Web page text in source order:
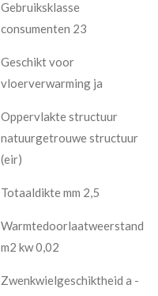
Gebruiksklasse
consumenten 23
Geschikt voor
vloerverwarming ja
Oppervlakte structuur
natuurgetrouwe structuur
(eir)
Totaaldikte mm 2,5
Warmtedoorlaatweerstand
m2 kw 0,02
Zwenkwielgeschiktheid a -